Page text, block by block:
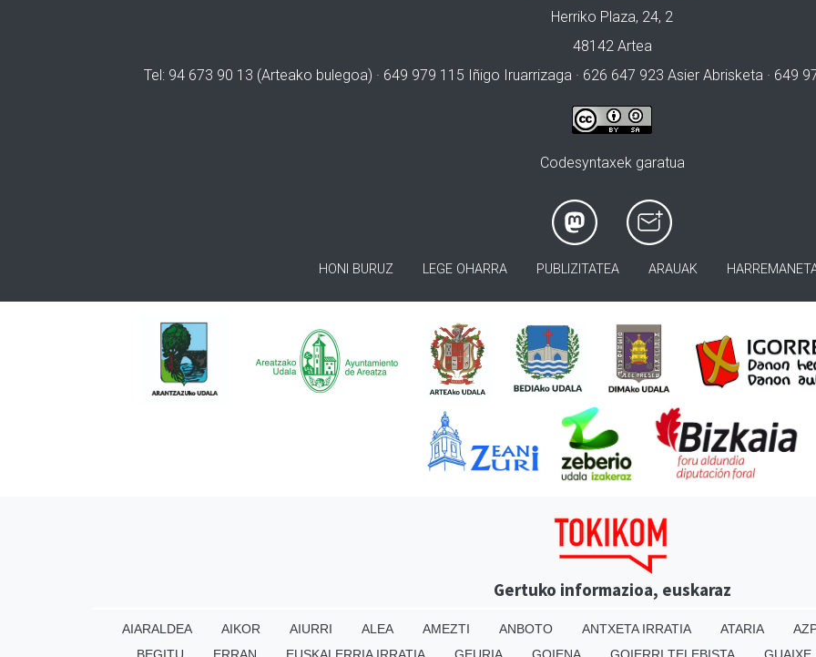
Herriko Plaza, 24, 2
48142 Artea
Tel: 94 673 90 13 (Arteako bulegoa) · 649 979 115 Iñigo Iruarrizaga · 626 647 923 Asier Abrisketa · 649
Codesyntaxek garatua
HONI BURUZ LEGE OHARRA PUBLIZITATEA ARAUAK
Gertuko informazioa, euskaraz
AIARALDEA AIKOR AIURRI ALEA AMEZTI ANBOTO ANTXETA IRRATIA ATARIA
BEGITU
ERRAN EUSKALERRIA IRRATIA GEURIA GOIENA GOIERRI TELEBISTA GUAIXE